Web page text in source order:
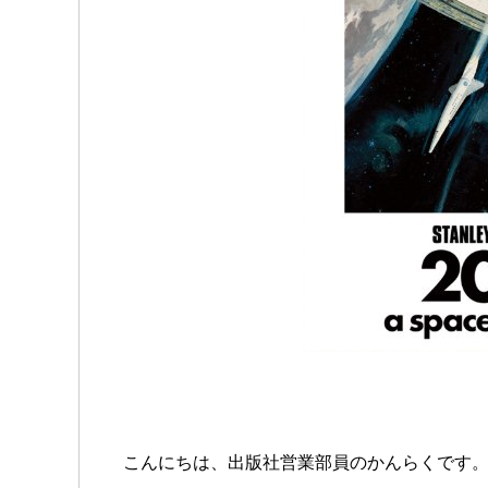
こんにちは、出版社営業部員のかんらくです。